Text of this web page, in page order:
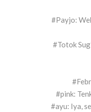
#Payjo:
#Totok
#pink:
#ayu: Iya,